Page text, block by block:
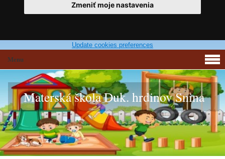
Zmeniť moje nastavenia
Update cookies preferences
Materská škola Duk. hrdinov Snina
Menu